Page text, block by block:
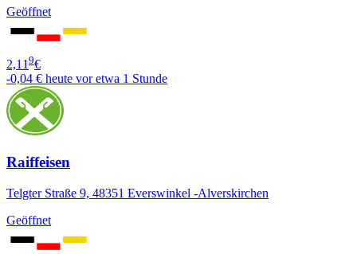
Geöffnet
2,11 9€
-0,04 € heute vor etwa 1 Stunde
Raiffeisen
Telgter Straße 9, 48351 Everswinkel -Alverskirchen
Geöffnet